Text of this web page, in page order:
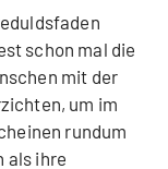
schon mal die
mit der
um im
rundum
als ihre